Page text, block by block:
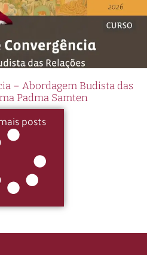
– Abordagem Budista das
Padma Samten
posts